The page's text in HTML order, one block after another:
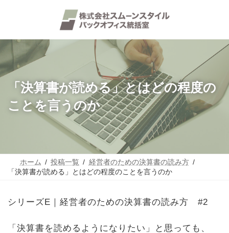
ツ
キ
ッ
シ
に
移
「決算書が読める」とはどの程度の
ことを言うのか
ホーム 投稿一覧
経営者のための決算書の読み方
「決算書が読める」とはどの程度のことを言うのか
シリーズE｜経営者のための決算書の読み方 #2
「決算書を読めるようになりたい」と思っても、